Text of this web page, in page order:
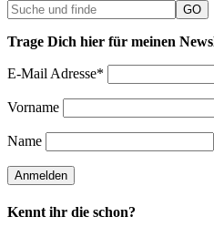
Trage Dich hier für meinen
E-Mail Adresse*
Vorname
Name
Kennt ihr die schon?